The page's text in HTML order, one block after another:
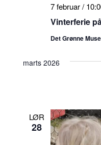
Vinterferie
7 februar /
Det Grønne
marts 2026
LØR
28